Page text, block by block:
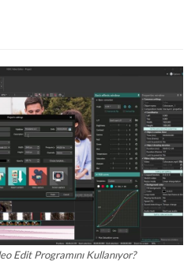
Edit Programını Kullanıyor?